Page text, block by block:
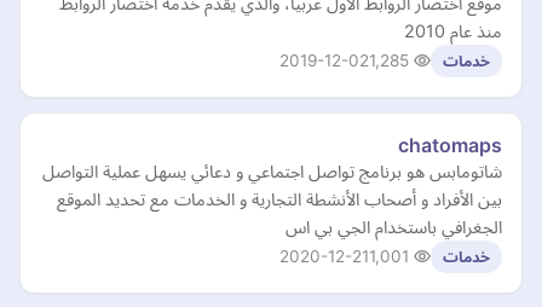
منذ عام 2010
خدمات 2019-12-02
chatomaps
شاتومابس هو برنامج تواصل اجتماعي و دعائي يسهل عملية التواصل
بين الأفراد و أصحاب الأنشطة التجارية و الخدمات مع تحديد الموقع
الجغرافي باستخدام الجي بي اس
خدمات 2020-12-21